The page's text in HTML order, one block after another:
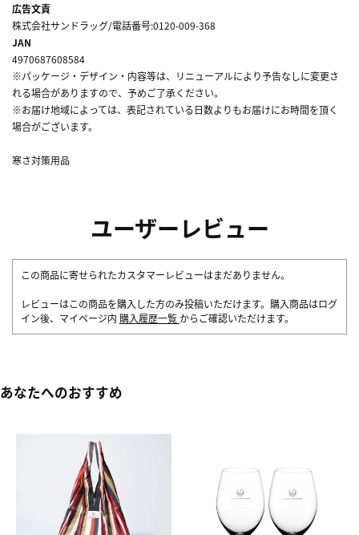
広告文責
株式会社サンドラッグ/電話番号:0120-009-368
JAN
4970687608584
※パッケージ・デザイン・内容等は、リニューアルにより予告なしに変更さ
れる場合がありますので、予めご了承ください。
※お届け地域によっては、表記されている日数よりもお届けにお時間を頂く
場合がございます。
寒さ対策用品
ユーザーレビュー
この商品に寄せられたカスタマーレビューはまだありません。
レビューはこの商品を購入した方のみ投稿いただけます。購入商品はログ
イン後、マイページ内 購入履歴一覧 からご確認いただけます。
あなたへのおすすめ